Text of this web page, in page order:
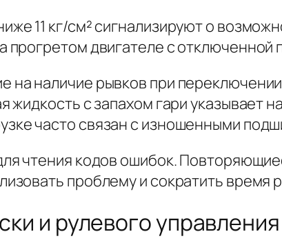
11 кг/см² сигнализируют о
двигателе с отключенной
на наличие рывков при
жидкость с запахом гари указывает
часто связан с изношенными
чтения кодов ошибок.
проблему и сократить время
и рулевого управления